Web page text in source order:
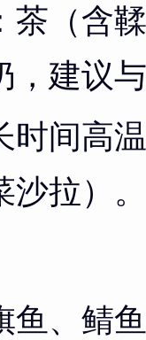
茶（含
，建议
时间高
沙拉）
鱼、鲭